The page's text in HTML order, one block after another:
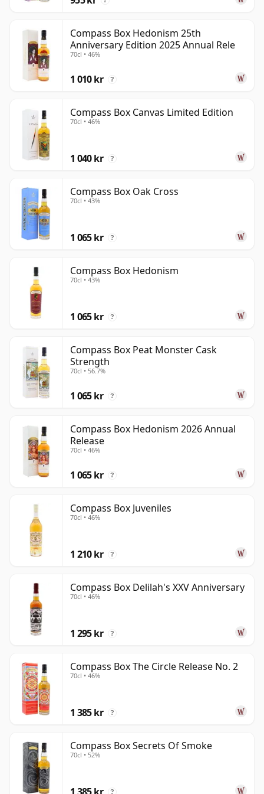
Compass Box Hedonism 25th
Anniversary Edition 2025 Annual Rele
70cl • 46%
1 010 kr ?
Compass Box Canvas Limited Edition
70cl • 46%
1 040 kr ?
Compass Box Oak Cross
70cl • 43%
1 065 kr ?
Compass Box Hedonism
70cl • 43%
1 065 kr ?
Compass Box Peat Monster Cask
Strength
70cl • 56.7%
1 065 kr ?
Compass Box Hedonism 2026 Annual
Release
70cl • 46%
1 065 kr ?
Compass Box Juveniles
70cl • 46%
1 210 kr ?
Compass Box Delilah's XXV Anniversary
70cl • 46%
1 295 kr ?
Compass Box The Circle Release No. 2
70cl • 46%
1 385 kr ?
Compass Box Secrets Of Smoke
70cl • 52%
?